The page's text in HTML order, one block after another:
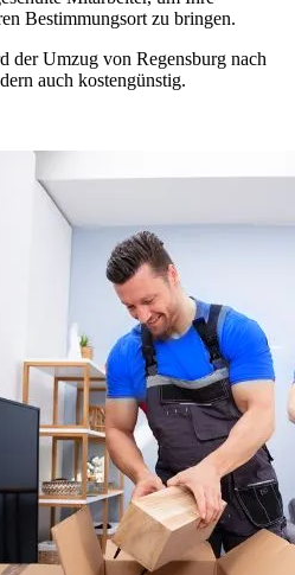
Bestimmungsort zu bringen.
der Umzug von Regensburg nach
auch kostengünstig.